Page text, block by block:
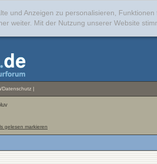
und Anzeigen zu personalisieren,
weiter. Mit der Nutzung unserer Website
Datenschutz |
gelesen markieren